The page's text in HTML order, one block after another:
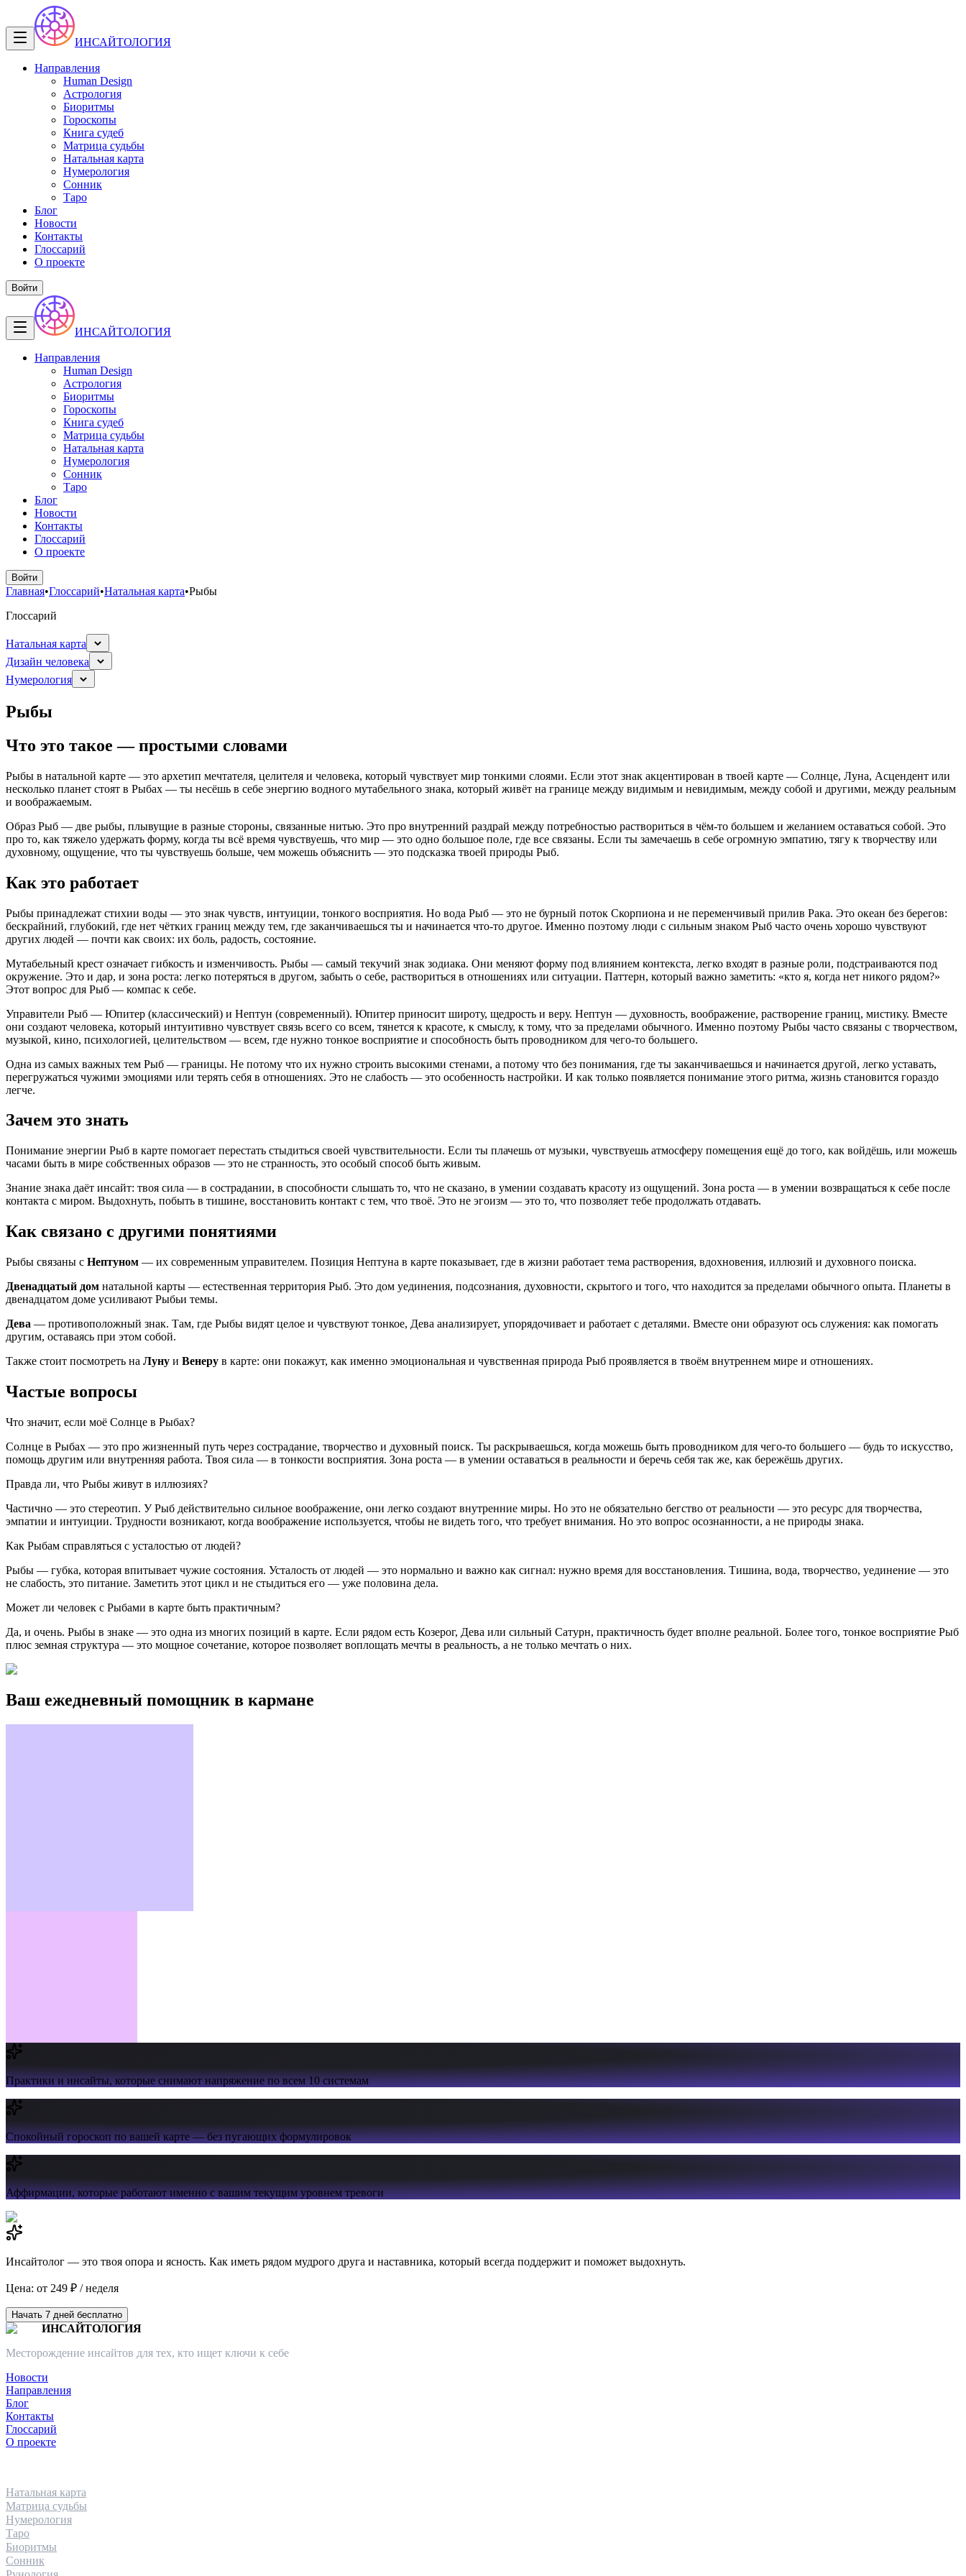
ИНСАЙТОЛОГИЯ
Направления
Human Design
Астрология
Биоритмы
Гороскопы
Книга судеб
Матрица судьбы
Натальная карта
Нумерология
Сонник
Таро
Блог
Новости
Контакты
Глоссарий
О проекте
Войти
ИНСАЙТОЛОГИЯ
Направления
Human Design
Астрология
Биоритмы
Гороскопы
Книга судеб
Матрица судьбы
Натальная карта
Нумерология
Сонник
Таро
Блог
Новости
Контакты
Глоссарий
О проекте
Войти
Главная•Глоссарий•Натальная карта•Рыбы
Глоссарий
Натальная карта
Дизайн человека
Нумерология
Рыбы
Что это такое — простыми словами
Рыбы в натальной карте — это архетип мечтателя, целителя и человека, который чувствует мир тонкими слоями. Если этот знак акцентирован в твоей карте — Солнце, Луна, Асцендент или
несколько планет стоят в Рыбах — ты несёшь в себе энергию водного мутабельного знака, который живёт на границе между видимым и невидимым, между собой и другими, между реальным
и воображаемым.
Образ Рыб — две рыбы, плывущие в разные стороны, связанные нитью. Это про внутренний раздрай между потребностью раствориться в чём-то большем и желанием оставаться собой. Это
про то, как тяжело удержать форму, когда ты всё время чувствуешь, что мир — это одно большое поле, где все связаны. Если ты замечаешь в себе огромную эмпатию, тягу к творчеству или
духовному, ощущение, что ты чувствуешь больше, чем можешь объяснить — это подсказка твоей природы Рыб.
Как это работает
Рыбы принадлежат стихии воды — это знак чувств, интуиции, тонкого восприятия. Но вода Рыб — это не бурный поток Скорпиона и не переменчивый прилив Рака. Это океан без берегов:
бескрайний, глубокий, где нет чётких границ между тем, где заканчиваешься ты и начинается что-то другое. Именно поэтому люди с сильным знаком Рыб часто очень хорошо чувствуют
других людей — почти как своих: их боль, радость, состояние.
Мутабельный крест означает гибкость и изменчивость. Рыбы — самый текучий знак зодиака. Они меняют форму под влиянием контекста, легко входят в разные роли, подстраиваются под
окружение. Это и дар, и зона роста: легко потеряться в другом, забыть о себе, раствориться в отношениях или ситуации. Паттерн, который важно заметить: «кто я, когда нет никого рядом?»
Этот вопрос для Рыб — компас к себе.
Управители Рыб — Юпитер (классический) и Нептун (современный). Юпитер приносит широту, щедрость и веру. Нептун — духовность, воображение, растворение границ, мистику. Вместе
они создают человека, который интуитивно чувствует связь всего со всем, тянется к красоте, к смыслу, к тому, что за пределами обычного. Именно поэтому Рыбы часто связаны с творчеством,
музыкой, кино, психологией, целительством — всем, где нужно тонкое восприятие и способность быть проводником для чего-то большего.
Одна из самых важных тем Рыб — границы. Не потому что их нужно строить высокими стенами, а потому что без понимания, где ты заканчиваешься и начинается другой, легко уставать,
перегружаться чужими эмоциями или терять себя в отношениях. Это не слабость — это особенность настройки. И как только появляется понимание этого ритма, жизнь становится гораздо
легче.
Зачем это знать
Понимание энергии Рыб в карте помогает перестать стыдиться своей чувствительности. Если ты плачешь от музыки, чувствуешь атмосферу помещения ещё до того, как войдёшь, или можешь
часами быть в мире собственных образов — это не странность, это особый способ быть живым.
Знание знака даёт инсайт: твоя сила — в сострадании, в способности слышать то, что не сказано, в умении создавать красоту из ощущений. Зона роста — в умении возвращаться к себе после
контакта с миром. Выдохнуть, побыть в тишине, восстановить контакт с тем, что твоё. Это не эгоизм — это то, что позволяет тебе продолжать отдавать.
Как связано с другими понятиями
Рыбы связаны с Нептуном — их современным управителем. Позиция Нептуна в карте показывает, где в жизни работает тема растворения, вдохновения, иллюзий и духовного поиска.
Двенадцатый дом натальной карты — естественная территория Рыб. Это дом уединения, подсознания, духовности, скрытого и того, что находится за пределами обычного опыта. Планеты в
двенадцатом доме усиливают Рыбьи темы.
Дева — противоположный знак. Там, где Рыбы видят целое и чувствуют тонкое, Дева анализирует, упорядочивает и работает с деталями. Вместе они образуют ось служения: как помогать
другим, оставаясь при этом собой.
Также стоит посмотреть на Луну и Венеру в карте: они покажут, как именно эмоциональная и чувственная природа Рыб проявляется в твоём внутреннем мире и отношениях.
Частые вопросы
Что значит, если моё Солнце в Рыбах?
Солнце в Рыбах — это про жизненный путь через сострадание, творчество и духовный поиск. Ты раскрываешься, когда можешь быть проводником для чего-то большего — будь то искусство,
помощь другим или внутренняя работа. Твоя сила — в тонкости восприятия. Зона роста — в умении оставаться в реальности и беречь себя так же, как бережёшь других.
Правда ли, что Рыбы живут в иллюзиях?
Частично — это стереотип. У Рыб действительно сильное воображение, они легко создают внутренние миры. Но это не обязательно бегство от реальности — это ресурс для творчества,
эмпатии и интуиции. Трудности возникают, когда воображение используется, чтобы не видеть того, что требует внимания. Но это вопрос осознанности, а не природы знака.
Как Рыбам справляться с усталостью от людей?
Рыбы — губка, которая впитывает чужие состояния. Усталость от людей — это нормально и важно как сигнал: нужно время для восстановления. Тишина, вода, творчество, уединение — это
не слабость, это питание. Заметить этот цикл и не стыдиться его — уже половина дела.
Может ли человек с Рыбами в карте быть практичным?
Да, и очень. Рыбы в знаке — это одна из многих позиций в карте. Если рядом есть Козерог, Дева или сильный Сатурн, практичность будет вполне реальной. Более того, тонкое восприятие Рыб
плюс земная структура — это мощное сочетание, которое позволяет воплощать мечты в реальность, а не только мечтать о них.
Ваш ежедневный помощник в кармане
Практики и инсайты,которые снимают напряжение по всем 10 системам
Спокойный гороскоппо вашей карте — без пугающих формулировок
Аффирмации,которые работают именно с вашим текущим уровнем тревоги
Инсайтолог — это твоя опора и ясность. Как иметь рядом мудрого друга и наставника, который всегда поддержит и поможет выдохнуть.
Цена: от 249 ₽ / неделя
Начать 7 дней бесплатно
ИНСАЙТОЛОГИЯ
Месторождение инсайтов для тех, кто ищет ключи к себе
Новости
Направления
Блог
Контакты
Глоссарий
О проекте
Натальная карта
Матрица судьбы
Нумерология
Таро
Биоритмы
Сонник